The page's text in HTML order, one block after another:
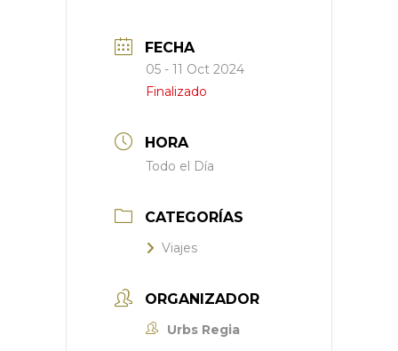
FECHA
05 - 11 Oct 2024
Finalizado
HORA
Todo el Día
CATEGORÍAS
Viajes
ORGANIZADOR
Urbs Regia